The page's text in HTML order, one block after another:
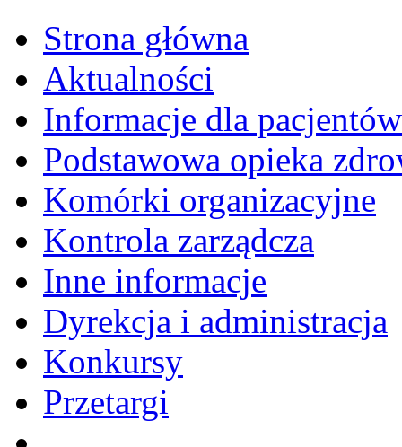
Strona główna
Aktualności
Informacje dla pacjentów
Podstawowa opieka
Komórki organizacyjne
Kontrola zarządcza
Inne informacje
Dyrekcja i administracja
Konkursy
Przetargi